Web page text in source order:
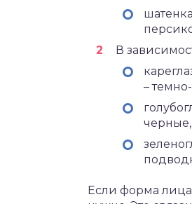
В
–
Если форма лица